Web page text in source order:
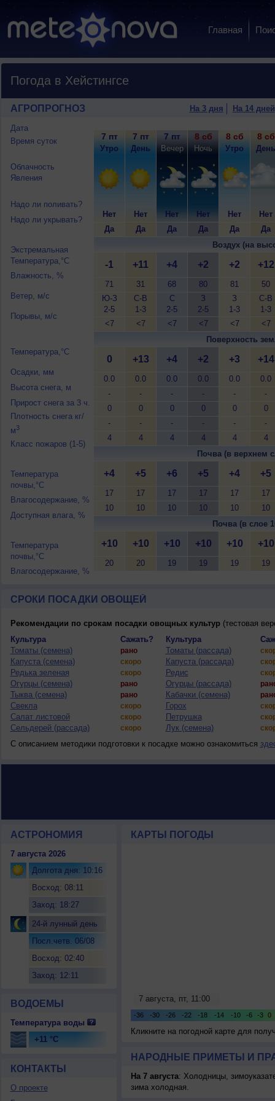
Главная
Погода в Хейстингсе
АГРОПРОГНОЗ На 3 дня На 14 дней
Дата
Время суток
Облачность
Явления
Надо ли поливать?
Надо ли укрывать?
Экстремальная
Температура,°C
Влажность, %
Ветер, м/с
Порывы, м/с
Температура,°C
Осадки, мм
Высота снега, м
Прирост снега за 3 ч.
Плотность снега кг/
м3
Класс пожаров (1-5)
Температура
почвы,°C
Влагосодержание, %
Доступная влага, %
Температура
почвы,°C
Влагосодержание, %
7 пт
Утро
Нет
Да
7 пт
День
Нет
Да
7 пт
Вечер
Нет
Да
8 сб
Ночь
Нет
Да
8 сб
Утро
Нет
Да
8 сб
День
Нет
Да
Воздух (на
-1
71
Ю-З
2-5
<7
+11
31
С-В
1-3
<7
+4
68
С
2-5
<7
+2
80
З
2-5
<7
+2
81
З
1-3
<7
+12
50
С-В
1-3
<7
Поверхность
0
0.0
-
0
-
4
+13
0.0
-
0
-
4
+4
0.0
-
0
-
4
+2
0.0
-
0
-
4
+3
0.0
-
0
-
4
+14
0.0
-
0
-
4
Почва (в верхнем
+4
17
10
+5
17
10
+6
17
10
+5
17
10
+4
17
10
+5
17
10
Почва (в слое
+10
20
+10
20
+10
19
+10
19
+10
19
+10
19
СРОКИ ПОСАДКИ ОВОЩЕЙ
Рекомендации по срокам посадки овощных культур(тестовая
Культура
Сажать? Культура
Томаты (семена)
рано Томаты (рассада)
Капуста (семена) скоро Капуста (рассада)
Редька зеленая скоро Редис
Огурцы (семена) рано Огурцы (рассада)
Тыква (семена) рано Кабачки (семена)
Свекла скоро Горох
Салат листовой скоро Петрушка
Сельдерей (рассада) скоро Лук (семена)
С описанием методики подготовки к посадке можно ознакомиться
АСТРОНОМИЯ
7 августа 2026
Долгота дня: 10:16
Восход: 08:11
Заход: 18:27
24-й лунный день
Посл.четв. 06/08
Восход: 02:40
Заход: 12:11
ВОДОЕМЫ
Температура воды
+11 °C
КОНТАКТЫ
О проекте
КАРТЫ ПОГОДЫ
Кликните на погодной карте для
НАРОДНЫЕ ПРИМЕТЫ И
На 7 августа: Холодницы,
зима холодная.